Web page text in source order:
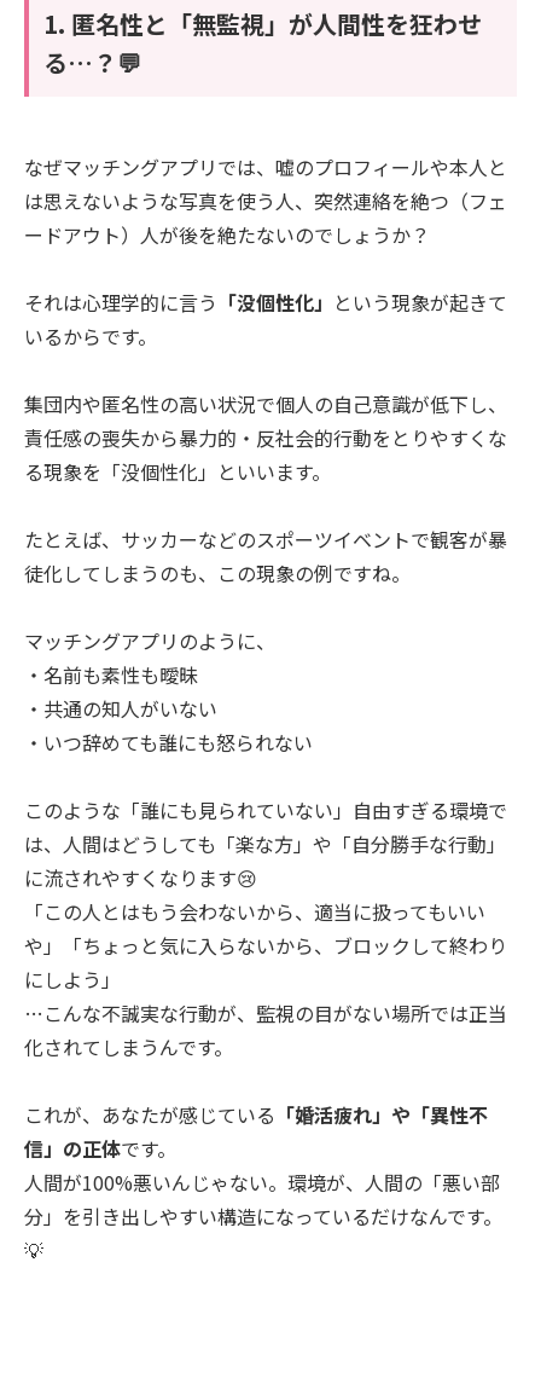
1. 匿名性と「無監視」が人間性を狂わせ
る…？💬
なぜマッチングアプリでは、嘘のプロフィールや本人と
は思えないような写真を使う人、突然連絡を絶つ（フェ
ードアウト）人が後を絶たないのでしょうか？
それは心理学的に言う 「没個性化」 という現象が起きて
いるからです。
集団内や匿名性の高い状況で個人の自己意識が低下し、
責任感の喪失から暴力的・反社会的行動をとりやすくな
る現象を「没個性化」といいます。
たとえば、サッカーなどのスポーツイベントで観客が暴
徒化してしまうのも、この現象の例ですね。
マッチングアプリのように、
・名前も素性も曖昧
・共通の知人がいない
・いつ辞めても誰にも怒られない
このような「誰にも見られていない」自由すぎる環境で
は、人間はどうしても「楽な方」や「自分勝手な行動」
に流されやすくなります😢
「この人とはもう会わないから、適当に扱ってもいい
や」「ちょっと気に入らないから、ブロックして終わり
にしよう」
…こんな不誠実な行動が、監視の目がない場所では正当
化されてしまうんです。
これが、あなたが感じている 「婚活疲れ」や「異性不
信」の正体です。
人間が100%悪いんじゃない。環境が、人間の「悪い部
分」を引き出しやすい構造になっているだけなんです。
💡